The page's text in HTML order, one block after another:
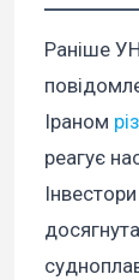
Раніше
Іраном
реагує